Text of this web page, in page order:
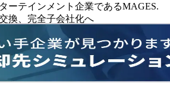
ーテインメント企業であるMAGES.
換、完全子会社化へ